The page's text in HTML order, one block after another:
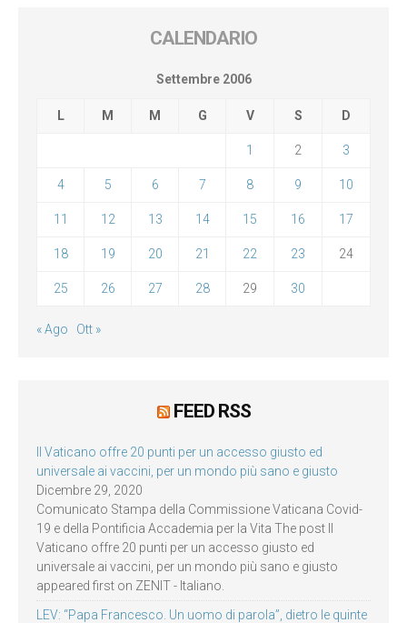
CALENDARIO
Settembre 2006
L M M G V S D
1 2 3
4 5 6 7 8 9 10
11 12 13 14 15 16 17
18 19 20 21 22 23 24
25 26 27 28 29 30
« Ago Ott »
FEED RSS
Il Vaticano offre 20 punti per un accesso giusto ed
universale ai vaccini, per un mondo più sano e giusto
Dicembre 29, 2020
Comunicato Stampa della Commissione Vaticana Covid-
19 e della Pontificia Accademia per la Vita The post Il
Vaticano offre 20 punti per un accesso giusto ed
universale ai vaccini, per un mondo più sano e giusto
appeared first on ZENIT - Italiano.
LEV: “Papa Francesco. Un uomo di parola”, dietro le quinte